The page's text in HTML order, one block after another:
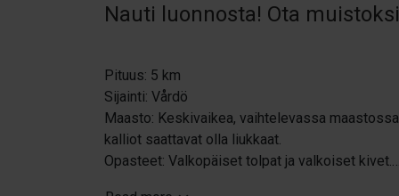
Nauti luonnosta! Ota
Pituus: 5 km
Sijainti: Vårdö
Maasto: Keskivaikea, vaihtelevassa
kalliot saattavat olla liukkaat.
Opasteet: Valkopäiset tolpat ja valkoiset kivet.